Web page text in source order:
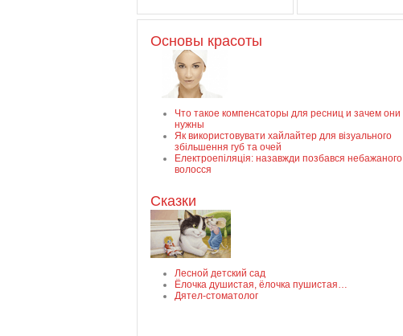
Основы красоты
Что такое компенсаторы для ресниц и зачем они
нужны
Як використовувати хайлайтер для візуального
збільшення губ та очей
Електроепіляція: назавжди позбався небажаного
волосся
Сказки
Лесной детский сад
Ёлочка душистая, ёлочка пушистая…
Дятел-стоматолог